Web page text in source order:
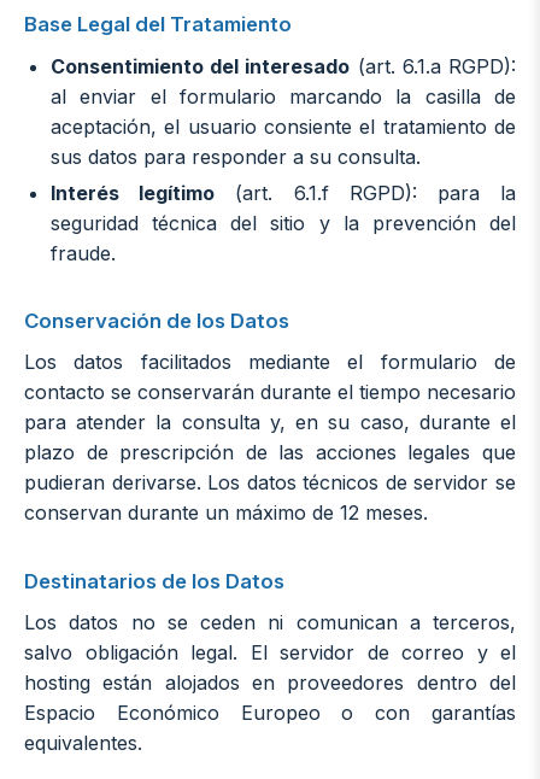
Base Legal del Tratamiento
Consentimiento del interesado (art. 6.1.a RGPD):
al enviar el formulario marcando la casilla de
aceptación, el usuario consiente el tratamiento de
sus datos para responder a su consulta.
Interés legítimo (art. 6.1.f RGPD): para la
seguridad técnica del sitio y la prevención del
fraude.
Conservación de los Datos
Los datos facilitados mediante el formulario de
contacto se conservarán durante el tiempo necesario
para atender la consulta y, en su caso, durante el
plazo de prescripción de las acciones legales que
pudieran derivarse. Los datos técnicos de servidor se
conservan durante un máximo de 12 meses.
Destinatarios de los Datos
Los datos no se ceden ni comunican a terceros,
salvo obligación legal. El servidor de correo y el
hosting están alojados en proveedores dentro del
Espacio Económico Europeo o con garantías
equivalentes.